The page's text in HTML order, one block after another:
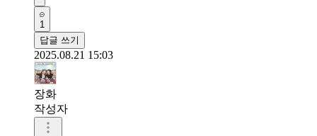
1
답글 쓰기
2025.08.21 15:03
장화
작성자